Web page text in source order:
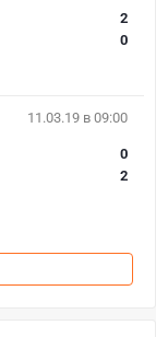
2
0
11.03.19 в 09:00
0
2